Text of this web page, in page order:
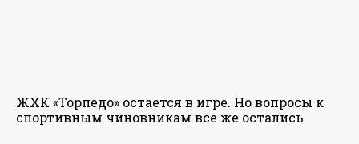
ЖХК «Торпедо» остается в игре. Но вопросы к
спортивным чиновникам все же остались